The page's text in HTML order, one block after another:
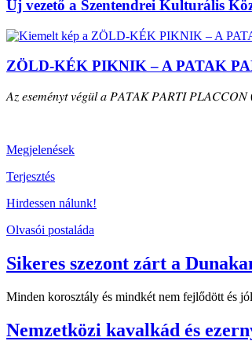
Új vezető a Szentendrei Kulturális
ZÖLD-KÉK PIKNIK – A PATAK
𝐴𝑧 𝑒𝑠𝑒𝑚𝑒́𝑛𝑦𝑡 𝑣𝑒́𝑔𝑢̈𝑙 𝑎 𝑃𝐴𝑇𝐴𝐾 𝑃𝐴𝑅𝑇𝐼 𝑃𝐿𝐴𝐶𝐶𝑂𝑁
Megjelenések
Terjesztés
Hirdessen nálunk!
Olvasói postaláda
Sikeres szezont zárt a
Minden korosztály és mindkét nem fejlődött és
Nemzetközi kavalkád és